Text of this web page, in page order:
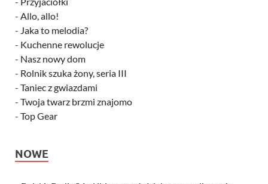
- Allo, allo!
- Jaka to melodia?
- Kuchenne rewolucje
- Nasz nowy dom
- Rolnik szuka żony, seria III
- Taniec z gwiazdami
- Twoja twarz brzmi znajomo
- Top Gear
NOWE